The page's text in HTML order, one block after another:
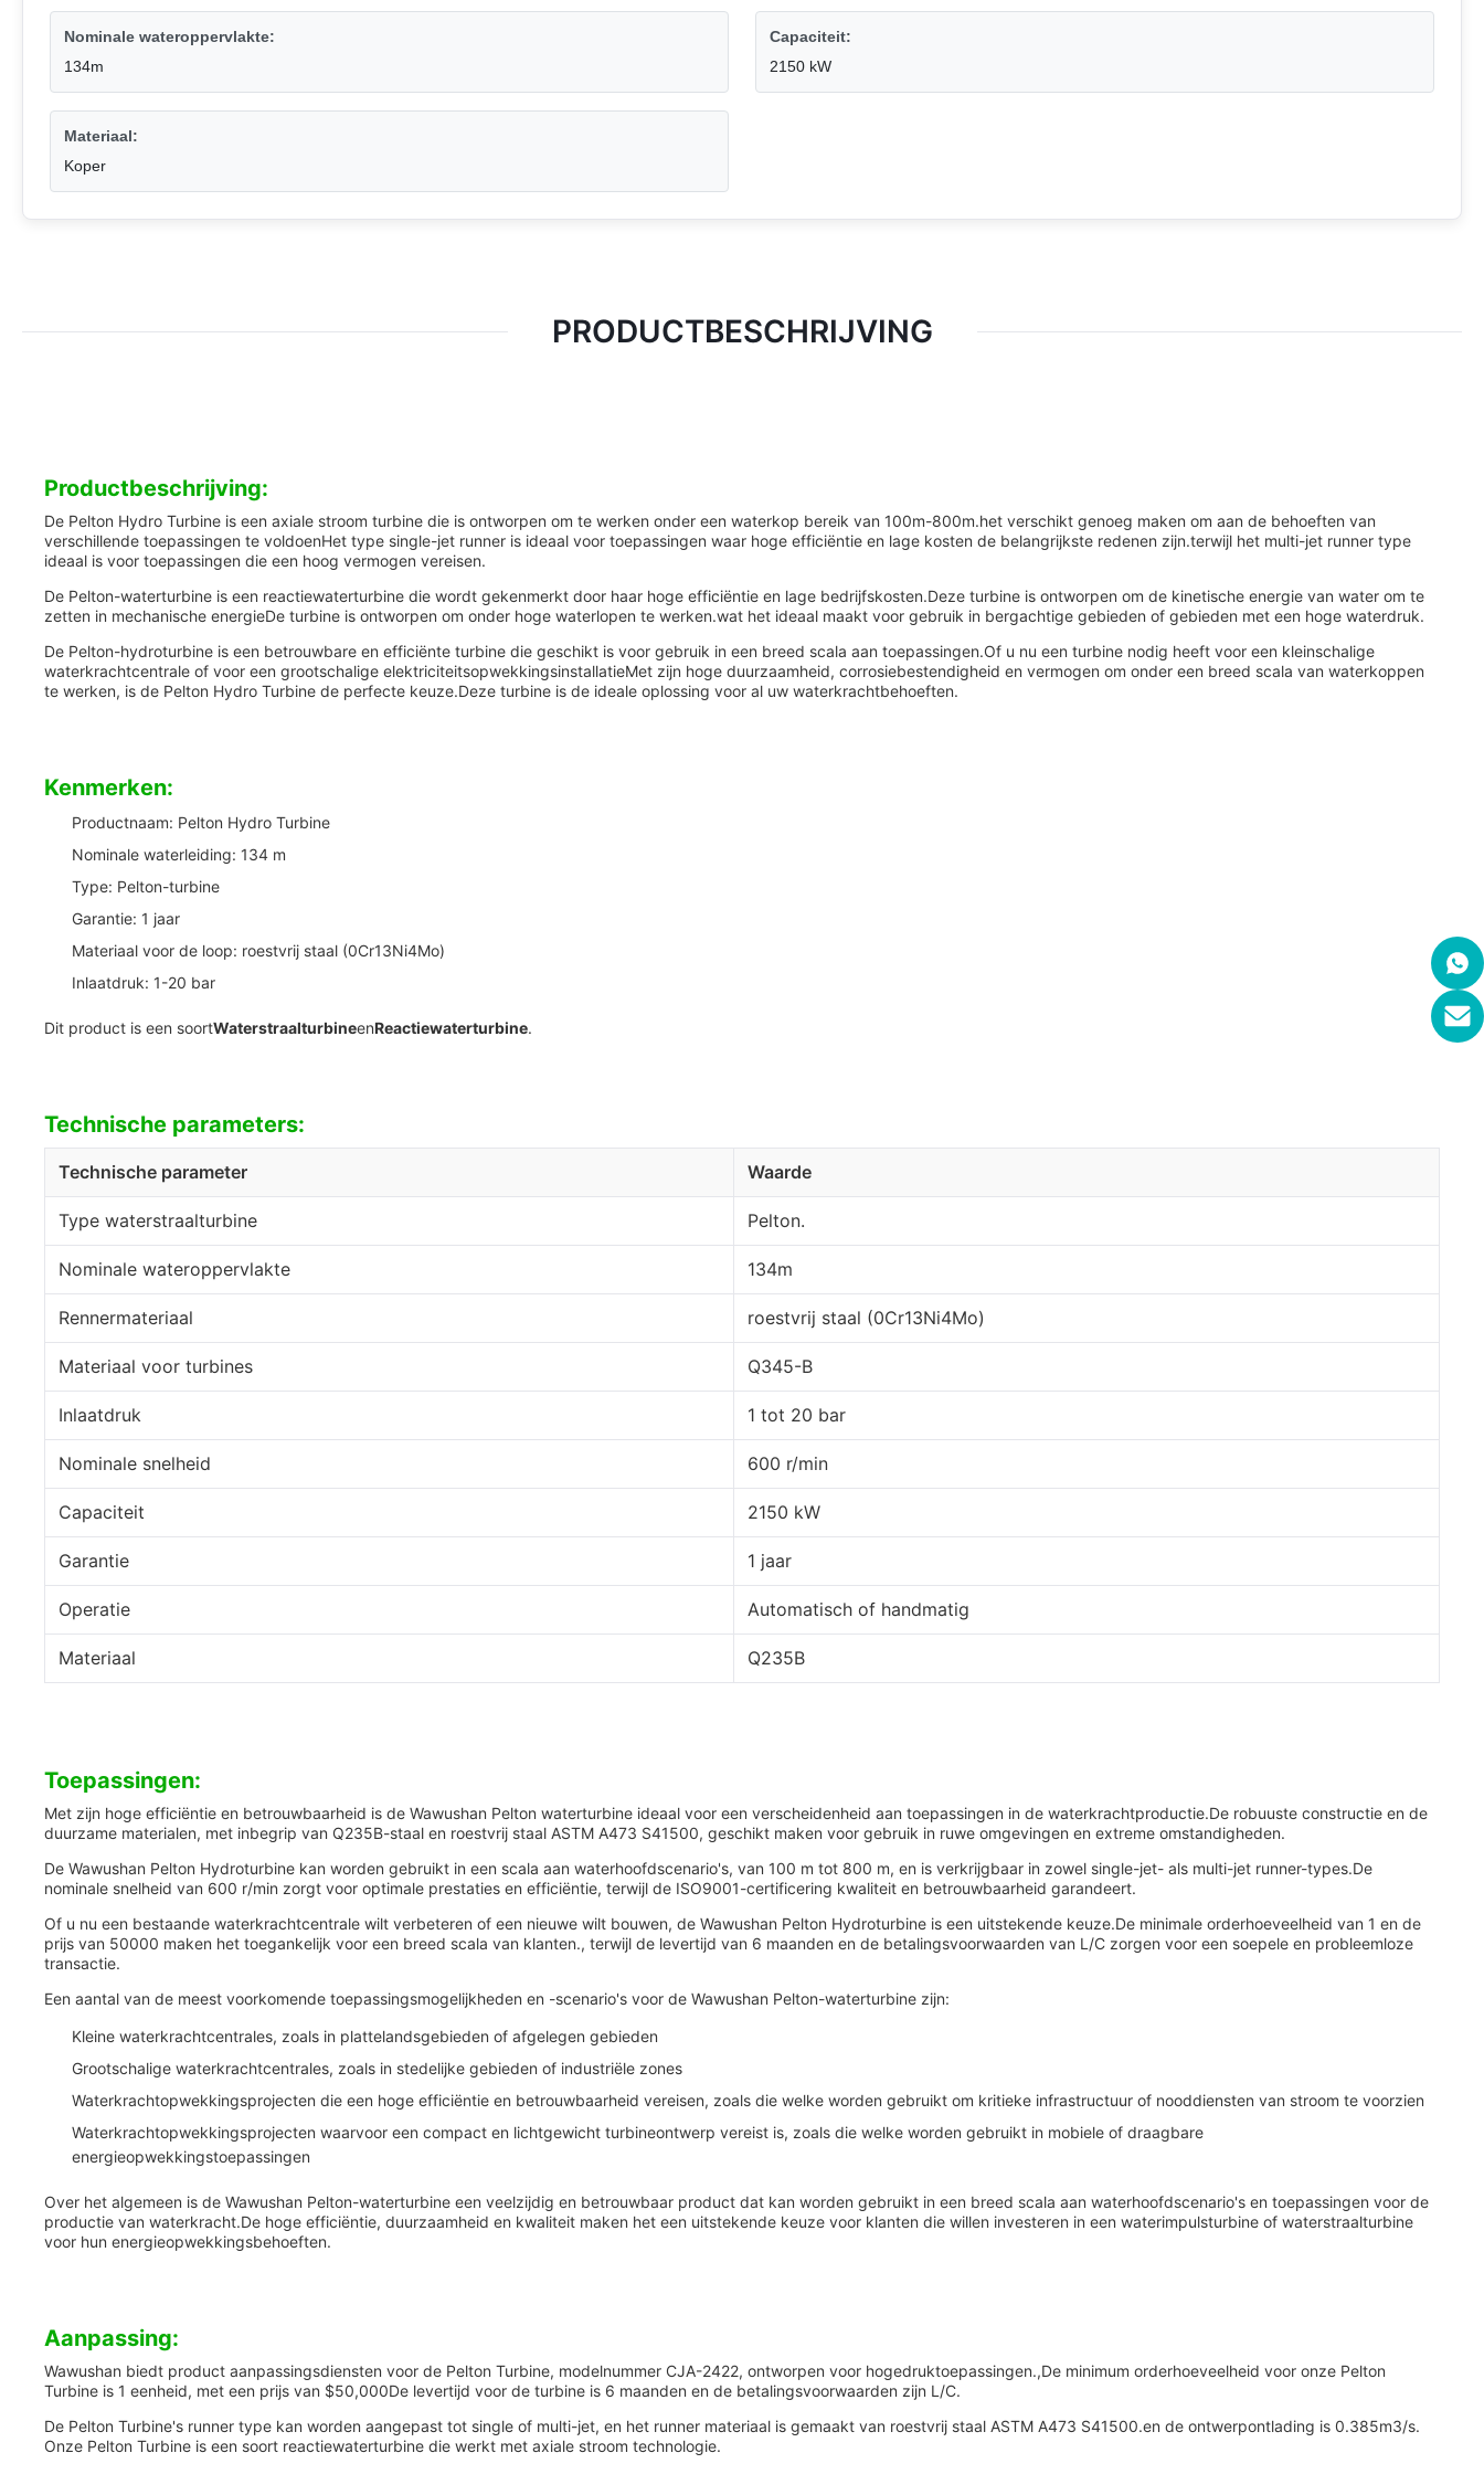
Nominale wateroppervlakte:
134m
Capaciteit:
2150 kW
Materiaal:
Koper
PRODUCTBESCHRIJVING
Productbeschrijving:
De Pelton Hydro Turbine is een axiale stroom turbine die is ontworpen om te werken onder een waterkop bereik van 100m-800m.het verschikt genoeg maken om aan de behoeften van
verschillende toepassingen te voldoenHet type single-jet runner is ideaal voor toepassingen waar hoge efficiëntie en lage kosten de belangrijkste redenen zijn.terwijl het multi-jet runner type
ideaal is voor toepassingen die een hoog vermogen vereisen.
De Pelton-waterturbine is een reactiewaterturbine die wordt gekenmerkt door haar hoge efficiëntie en lage bedrijfskosten.Deze turbine is ontworpen om de kinetische energie van water om te
zetten in mechanische energieDe turbine is ontworpen om onder hoge waterlopen te werken.wat het ideaal maakt voor gebruik in bergachtige gebieden of gebieden met een hoge waterdruk.
De Pelton-hydroturbine is een betrouwbare en efficiënte turbine die geschikt is voor gebruik in een breed scala aan toepassingen.Of u nu een turbine nodig heeft voor een kleinschalige
waterkrachtcentrale of voor een grootschalige elektriciteitsopwekkingsinstallatieMet zijn hoge duurzaamheid, corrosiebestendigheid en vermogen om onder een breed scala van waterkoppen
te werken, is de Pelton Hydro Turbine de perfecte keuze.Deze turbine is de ideale oplossing voor al uw waterkrachtbehoeften.
Kenmerken:
Productnaam: Pelton Hydro Turbine
Nominale waterleiding: 134 m
Type: Pelton-turbine
Garantie: 1 jaar
Materiaal voor de loop: roestvrij staal (0Cr13Ni4Mo)
Inlaatdruk: 1-20 bar
Dit product is een soortWaterstraalturbineenReactiewaterturbine.
Technische parameters:
Technische parameter Waarde
Type waterstraalturbine Pelton.
Nominale wateroppervlakte 134m
Rennermateriaal roestvrij staal (0Cr13Ni4Mo)
Materiaal voor turbines Q345-B
Inlaatdruk 1 tot 20 bar
Nominale snelheid 600 r/min
Capaciteit 2150 kW
Garantie 1 jaar
Operatie Automatisch of handmatig
Materiaal Q235B
Toepassingen:
Met zijn hoge efficiëntie en betrouwbaarheid is de Wawushan Pelton waterturbine ideaal voor een verscheidenheid aan toepassingen in de waterkrachtproductie.De robuuste constructie en de
duurzame materialen, met inbegrip van Q235B-staal en roestvrij staal ASTM A473 S41500, geschikt maken voor gebruik in ruwe omgevingen en extreme omstandigheden.
De Wawushan Pelton Hydroturbine kan worden gebruikt in een scala aan waterhoofdscenario's, van 100 m tot 800 m, en is verkrijgbaar in zowel single-jet- als multi-jet runner-types.De
nominale snelheid van 600 r/min zorgt voor optimale prestaties en efficiëntie, terwijl de ISO9001-certificering kwaliteit en betrouwbaarheid garandeert.
Of u nu een bestaande waterkrachtcentrale wilt verbeteren of een nieuwe wilt bouwen, de Wawushan Pelton Hydroturbine is een uitstekende keuze.De minimale orderhoeveelheid van 1 en de
prijs van 50000 maken het toegankelijk voor een breed scala van klanten., terwijl de levertijd van 6 maanden en de betalingsvoorwaarden van L/C zorgen voor een soepele en probleemloze
transactie.
Een aantal van de meest voorkomende toepassingsmogelijkheden en -scenario's voor de Wawushan Pelton-waterturbine zijn:
Kleine waterkrachtcentrales, zoals in plattelandsgebieden of afgelegen gebieden
Grootschalige waterkrachtcentrales, zoals in stedelijke gebieden of industriële zones
Waterkrachtopwekkingsprojecten die een hoge efficiëntie en betrouwbaarheid vereisen, zoals die welke worden gebruikt om kritieke infrastructuur of nooddiensten van stroom te voorzien
Waterkrachtopwekkingsprojecten waarvoor een compact en lichtgewicht turbineontwerp vereist is, zoals die welke worden gebruikt in mobiele of draagbare
energieopwekkingstoepassingen
Over het algemeen is de Wawushan Pelton-waterturbine een veelzijdig en betrouwbaar product dat kan worden gebruikt in een breed scala aan waterhoofdscenario's en toepassingen voor de
productie van waterkracht.De hoge efficiëntie, duurzaamheid en kwaliteit maken het een uitstekende keuze voor klanten die willen investeren in een waterimpulsturbine of waterstraalturbine
voor hun energieopwekkingsbehoeften.
Aanpassing:
Wawushan biedt product aanpassingsdiensten voor de Pelton Turbine, modelnummer CJA-2422, ontworpen voor hogedruktoepassingen.,De minimum orderhoeveelheid voor onze Pelton
Turbine is 1 eenheid, met een prijs van $50,000De levertijd voor de turbine is 6 maanden en de betalingsvoorwaarden zijn L/C.
De Pelton Turbine's runner type kan worden aangepast tot single of multi-jet, en het runner materiaal is gemaakt van roestvrij staal ASTM A473 S41500.en de ontwerpontlading is 0.385m3/s.
Onze Pelton Turbine is een soort reactiewaterturbine die werkt met axiale stroom technologie.